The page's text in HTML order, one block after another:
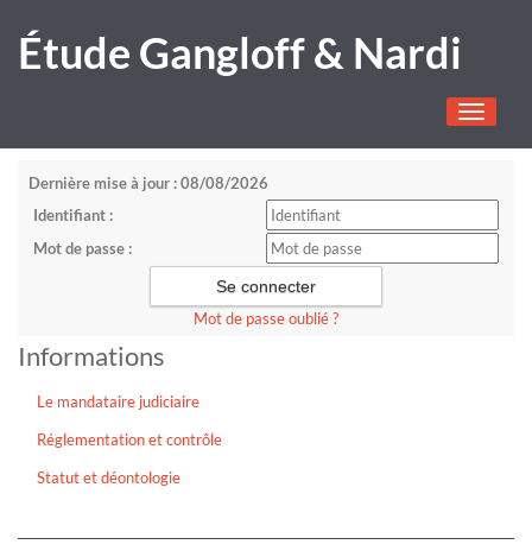
Étude Gangloff & Nardi
Toggle
Dernière mise à jour : 08/08/2026
Identifiant :
Mot de passe :
Mot de passe oublié ?
Informations
Le mandataire judiciaire
Réglementation et contrôle
Statut et déontologie